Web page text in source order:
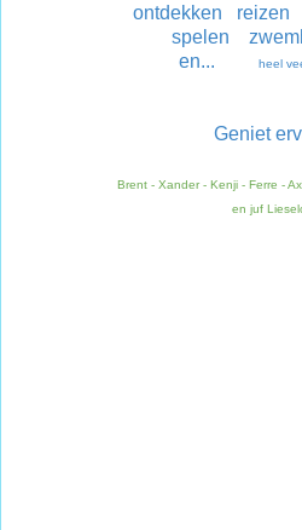
ontdekken reizen
spelen
en...
heel
Geniet
Brent - Xander - Kenji - Ferre -
en juf